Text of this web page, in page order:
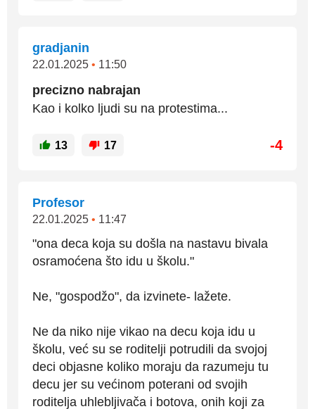
gradjanin
22.01.2025 • 11:50
precizno nabrajan
Kao i kolko ljudi su na protestima...
13 17 -4
Profesor
22.01.2025 • 11:47
"ona deca koja su došla na nastavu bivala
osramoćena što idu u školu."
Ne, "gospodžo", da izvinete- lažete.
Ne da niko nije vikao na decu koja idu u
školu, već su se roditelji potrudili da svojoj
deci objasne koliko moraju da razumeju tu
decu jer su većinom poterani od svojih
roditelja uhlebljivača i botova, onih koji za